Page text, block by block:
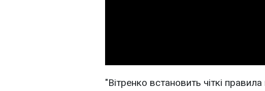
"Вітренко встановить чіткі